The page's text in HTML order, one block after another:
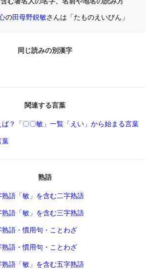
の田母野鋭敏さんは「たものえいびん」
同じ読みの別漢字
関連する言葉
？ 「〇〇敏」一覧 「えい」から始まる言葉
葉
熟語
熟語 「敏」を含む二字熟語
熟語 「敏」を含む三字熟語
熟語・慣用句・ことわざ
熟語・慣用句・ことわざ
熟語 「敏」を含む五字熟語